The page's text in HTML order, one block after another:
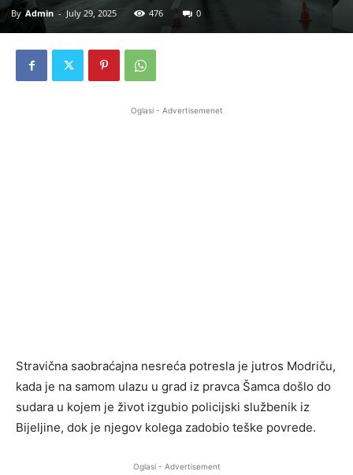
By Admin - July 29, 2025 476 0
Oglasi - Advertisemenet
Stravična saobraćajna nesreća potresla je jutros Modriču,
kada je na samom ulazu u grad iz pravca Šamca došlo do
sudara u kojem je život izgubio policijski službenik iz
Bijeljine, dok je njegov kolega zadobio teške povrede.
Oglasi - Advertisement